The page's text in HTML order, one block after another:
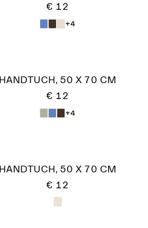
€ 12
+4
HANDTUCH, 50 X 70 CM
€ 12
+4
HANDTUCH, 50 X 70 CM
€ 12